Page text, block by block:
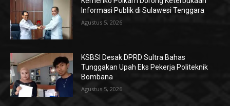
Informasi Publik di Sulawesi Tenggara
Agustus 5, 2026
KSBSI Desak DPRD Sultra Bahas
Tunggakan Upah Eks Pekerja Politeknik
Bombana
Agustus 5, 2026